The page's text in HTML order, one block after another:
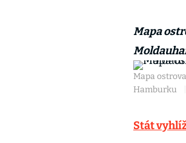
Mapa
Mapa
Hamburku
Stát